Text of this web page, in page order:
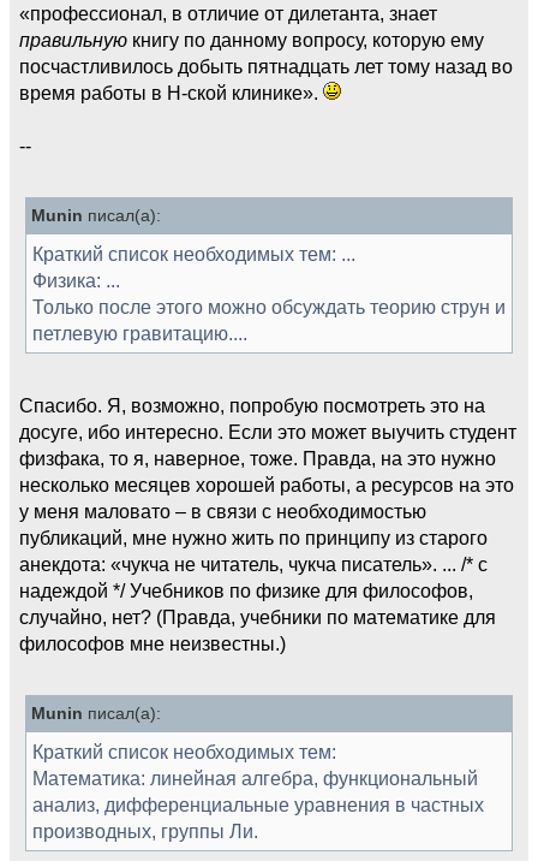
«профессионал, в отличие от дилетанта, знает
правильную книгу по данному вопросу, которую ему
посчастливилось добыть пятнадцать лет тому назад во
время работы в Н-ской клинике».
--
Munin писал(а):
Краткий список необходимых тем: ...
Физика: ...
Только после этого можно обсуждать теорию струн и
петлевую гравитацию....
Спасибо. Я, возможно, попробую посмотреть это на
досуге, ибо интересно. Если это может выучить студент
физфака, то я, наверное, тоже. Правда, на это нужно
несколько месяцев хорошей работы, а ресурсов на это
у меня маловато – в связи с необходимостью
публикаций, мне нужно жить по принципу из старого
анекдота: «чукча не читатель, чукча писатель». ... /* с
надеждой */ Учебников по физике для философов,
случайно, нет? (Правда, учебники по математике для
философов мне неизвестны.)
Munin писал(а):
Краткий список необходимых тем:
Математика: линейная алгебра, функциональный
анализ, дифференциальные уравнения в частных
производных, группы Ли.